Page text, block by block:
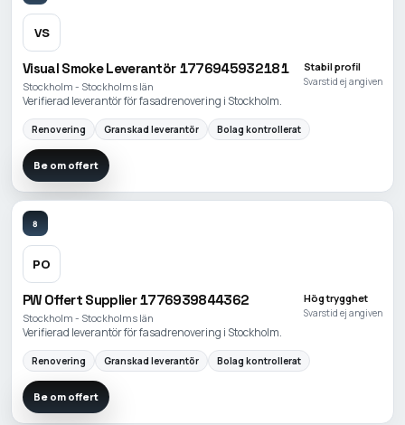
VS
Visual Smoke Leverantör 1776945932181
Stockholm - Stockholms län
Stabil profil
Svarstid ej angiven
Verifierad leverantör för fasadrenovering i Stockholm.
Renovering Granskad leverantör Bolag kontrollerat
Be om offert
8
PO
PW Offert Supplier 1776939844362
Stockholm - Stockholms län
Hög trygghet
Svarstid ej angiven
Verifierad leverantör för fasadrenovering i Stockholm.
Renovering Granskad leverantör Bolag kontrollerat
Be om offert